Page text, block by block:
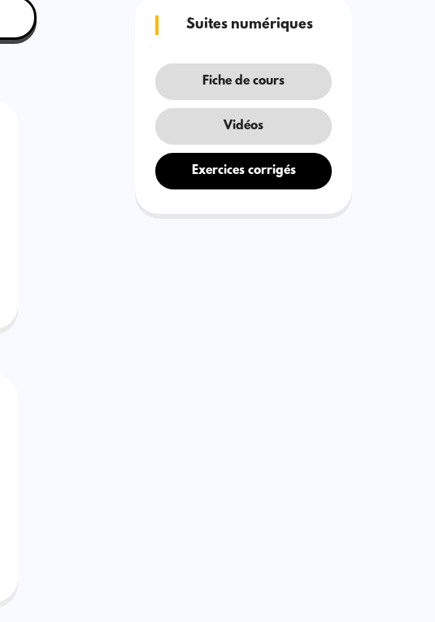
Suites numériques
Fiche de cours
Vidéos
Exercices corrigés